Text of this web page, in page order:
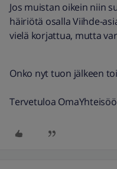
Jos muistan oikein niin
häiriötä osalla Viihde-
vielä korjattua, mutta
Onko nyt tuon jälkeen
Tervetuloa